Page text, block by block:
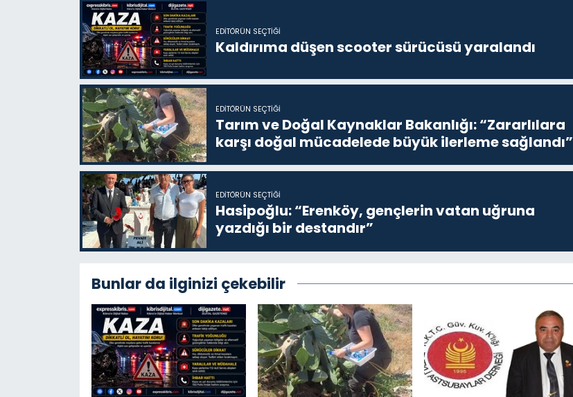
EDITÖRÜN SEÇTIĞI
Kaldırıma düşen scooter sürücüsü yaralandı
EDITÖRÜN SEÇTIĞI
Tarım ve Doğal Kaynaklar Bakanlığı: “Zararlılara
karşı doğal mücadelede büyük ilerleme sağlandı”
EDITÖRÜN SEÇTIĞI
Hasipoğlu: “Erenköy, gençlerin vatan uğruna
yazdığı bir destandır”
Bunlar da ilginizi çekebilir